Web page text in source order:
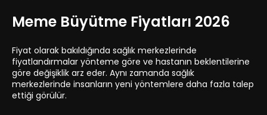
Meme Büyütme Fiyatları 2026
Fiyat olarak bakıldığında sağlık merkezlerinde
fiyatlandırmalar yönteme göre ve hastanın beklentilerine
göre değişiklik arz eder. Aynı zamanda sağlık
merkezlerinde insanların yeni yöntemlere daha fazla talep
ettiği görülür.